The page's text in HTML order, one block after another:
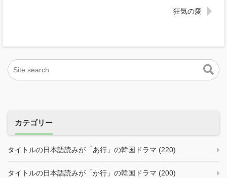
狂気の愛
カテゴリー
タイトルの日本語読みが「あ行」の韓国ドラマ (220)
タイトルの日本語読みが「か行」の韓国ドラマ (200)